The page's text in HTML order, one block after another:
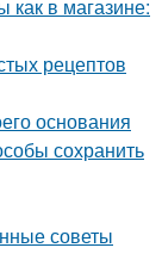
в магазине:
рецептов
основания
сохранить
советы